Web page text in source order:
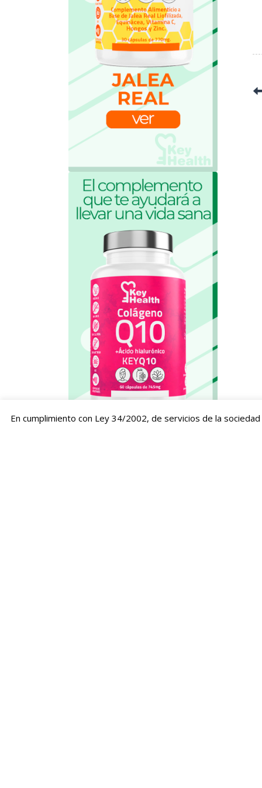
En cumplimiento con Ley 34/2002, de servicios de la